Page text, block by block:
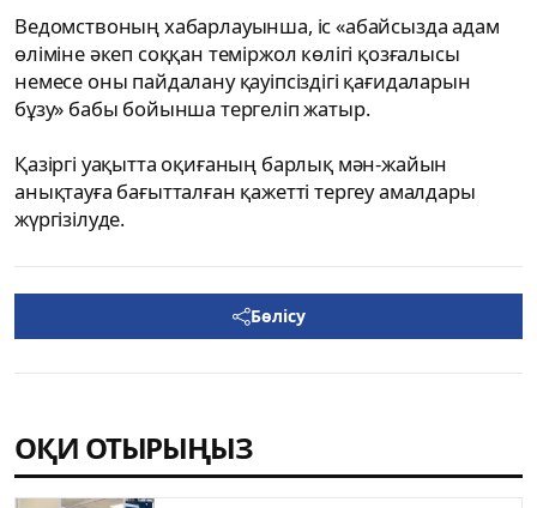
Ведомствоның хабарлауынша, іс «абайсызда адам
өліміне әкеп соққан теміржол көлігі қозғалысы
немесе оны пайдалану қауіпсіздігі қағидаларын
бұзу» бабы бойынша тергеліп жатыр.
Қазіргі уақытта оқиғаның барлық мән-жайын
анықтауға бағытталған қажетті тергеу амалдары
жүргізілуде.
Бөлісу
ОҚИ ОТЫРЫҢЫЗ